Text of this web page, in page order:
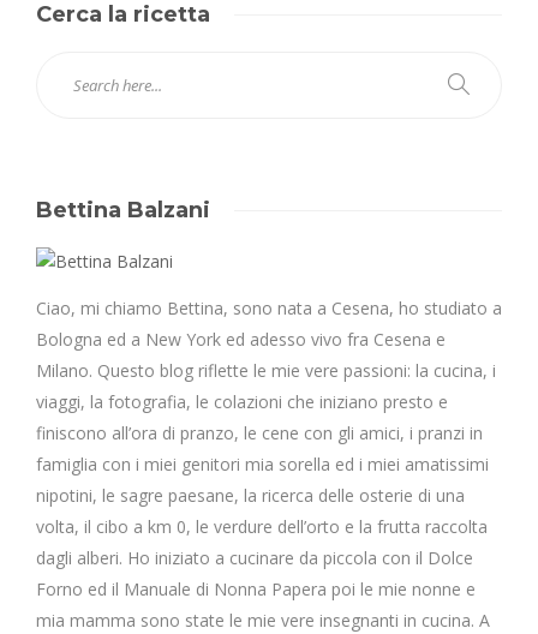
Cerca la ricetta
Bettina Balzani
Ciao, mi chiamo Bettina, sono nata a Cesena, ho studiato a
Bologna ed a New York ed adesso vivo fra Cesena e
Milano. Questo blog riflette le mie vere passioni: la cucina, i
viaggi, la fotografia, le colazioni che iniziano presto e
finiscono all’ora di pranzo, le cene con gli amici, i pranzi in
famiglia con i miei genitori mia sorella ed i miei amatissimi
nipotini, le sagre paesane, la ricerca delle osterie di una
volta, il cibo a km 0, le verdure dell’orto e la frutta raccolta
dagli alberi. Ho iniziato a cucinare da piccola con il Dolce
Forno ed il Manuale di Nonna Papera poi le mie nonne e
mia mamma sono state le mie vere insegnanti in cucina. A